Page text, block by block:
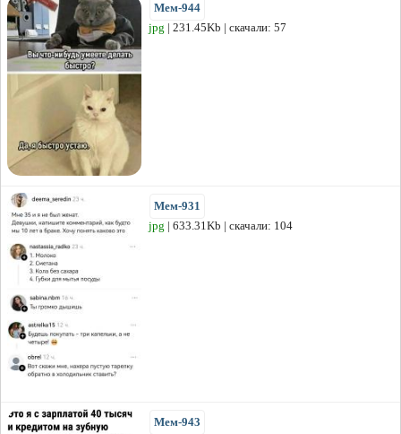
Мем-944
jpg | 231.45Kb | скачали: 57
Мем-931
jpg | 633.31Kb | скачали: 104
Мем-943